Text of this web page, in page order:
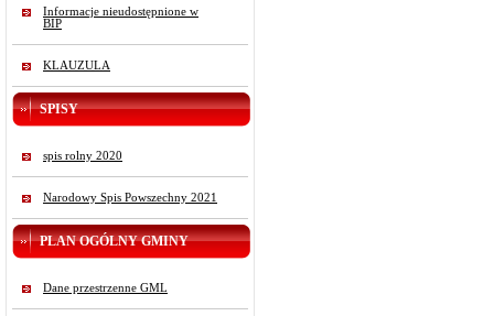
Informacje nieudostępnione w
BIP
KLAUZULA
SPISY
spis rolny 2020
Narodowy Spis Powszechny 2021
PLAN OGÓLNY GMINY
Dane przestrzenne GML